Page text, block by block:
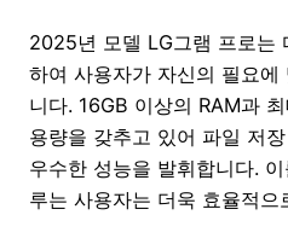
2025년 모델 LG그램 프로는
하여 사용자가 자신의 필요
니다. 16GB 이상의 RAM과
용량을 갖추고 있어 파일 저
우수한 성능을 발휘합니다.
루는 사용자는 더욱 효율적으